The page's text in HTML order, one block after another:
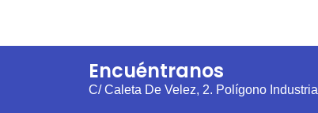
Encuéntranos
C/ Caleta De Velez, 2. Polígono Industrial